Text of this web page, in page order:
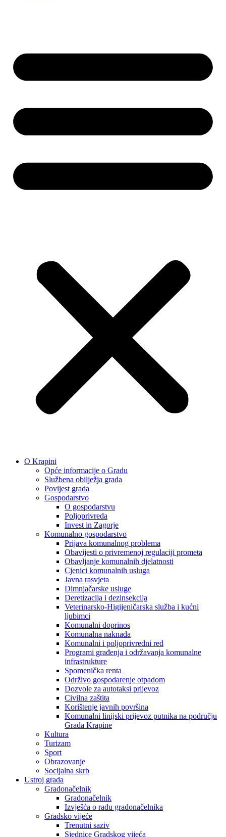
O Krapini
Opće informacije o Gradu
Službena obilježja grada
Povijest grada
Gospodarstvo
O gospodarstvu
Poljoprivreda
Invest in Zagorje
Komunalno gospodarstvo
Prijava komunalnog problema
Obavijesti o privremenoj regulaciji prometa
Obavljanje komunalnih djelatnosti
Cjenici komunalnih usluga
Javna rasvjeta
Dimnjačarske usluge
Deretizacija i dezinsekcija
Veterinarsko-Higijeničarska služba i kućni
ljubimci
Komunalni doprinos
Komunalna naknada
Komunalni i poljoprivredni red
Programi građenja i održavanja komunalne
infrastrukture
Spomenička renta
Održivo gospodarenje otpadom
Dozvole za autotaksi prijevoz
Civilna zaštita
Korištenje javnih površina
Komunalni linijski prijevoz putnika na području
Grada Krapine
Kultura
Turizam
Sport
Obrazovanje
Socijalna skrb
Ustroj grada
Gradonačelnik
Gradonačelnik
Izvješća o radu gradonačelnika
Gradsko vijeće
Trenutni saziv
Sjednice Gradskog vijeća